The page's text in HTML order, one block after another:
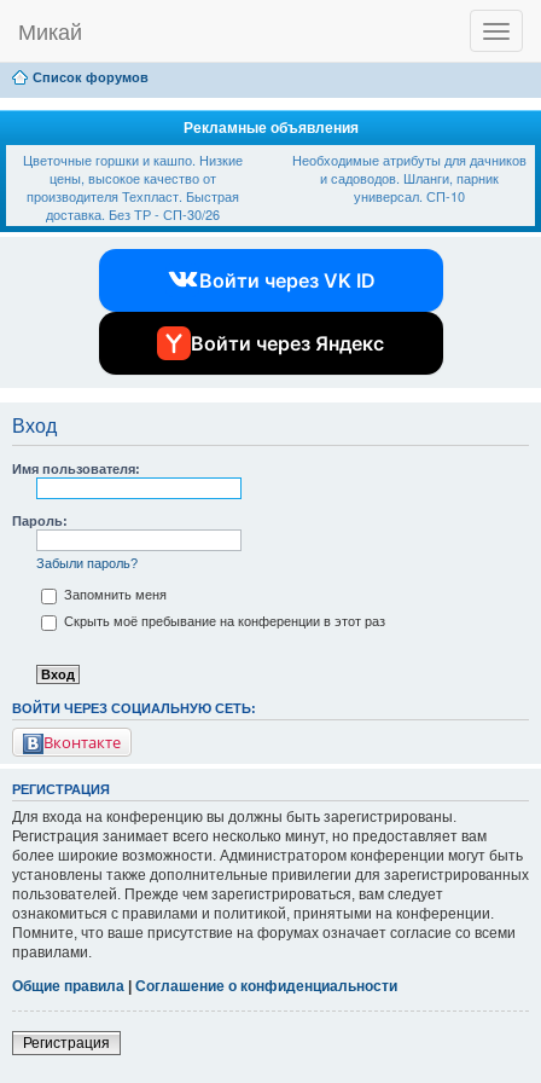
T
o
g
l
n
a
v
g
Микай
Ссылки Вход
Список форумов
Рекламные объявления
Цветочные горшки и кашпо. Низкие
цены, высокое качество от
производителя Техпласт. Быстрая
доставка. Без ТР - СП-30/26
Необходимые атрибуты для дачников
и садоводов. Шланги, парник
универсал. СП-10
Войти через VK ID
Войти через Яндекс
Вход
Имя пользователя:
Пароль:
Забыли пароль?
Запомнить меня
Скрыть моё пребывание на конференции в этот раз
ВОЙТИ ЧЕРЕЗ СОЦИАЛЬНУЮ СЕТЬ:
Вконтакте
РЕГИСТРАЦИЯ
Для входа на конференцию вы должны быть зарегистрированы.
Регистрация занимает всего несколько минут, но предоставляет вам
более широкие возможности. Администратором конференции могут быть
установлены также дополнительные привилегии для зарегистрированных
пользователей. Прежде чем зарегистрироваться, вам следует
ознакомиться с правилами и политикой, принятыми на конференции.
Помните, что ваше присутствие на форумах означает согласие со всеми
правилами.
Общие правила
Соглашение о конфиденциальности
Регистрация